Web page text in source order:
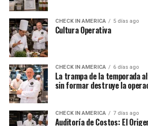
CHECK IN AMERICA 5 días ago
Cultura Operativa
CHECK IN AMERICA 6 días ago
La trampa de la temporada
sin formar destruye la
CHECK IN AMERICA 7 días ago
Auditoría de Costos: El